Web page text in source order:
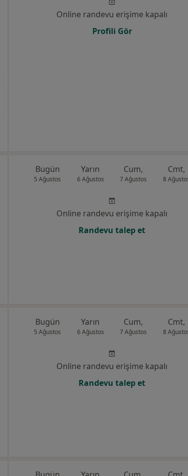
Online randevu erişime kapalı
Profili Gör
Bugün
5 Ağustos
Yarın
6 Ağustos
Cum,
7 Ağustos
Cmt,
8
Online randevu erişime kapalı
Randevu talep et
Bugün
5 Ağustos
Yarın
6 Ağustos
Cum,
7 Ağustos
Cmt,
8
Online randevu erişime kapalı
Randevu talep et